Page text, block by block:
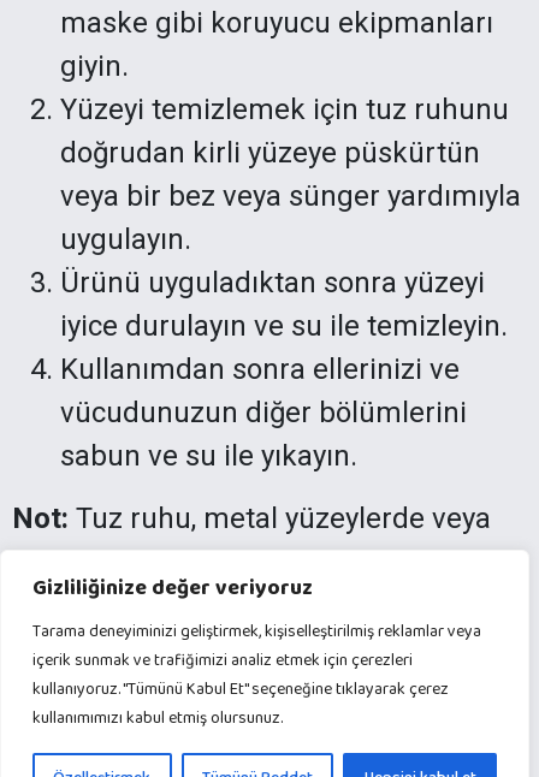
Gizliliğinize değer veriyoruz
Tarama deneyiminizi geliştirmek, kişiselleştirilmiş reklamlar veya
içerik sunmak ve trafiğimizi analiz etmek için çerezleri
kullanıyoruz. "Tümünü Kabul Et" seçeneğine tıklayarak çerez
kullanımımızı kabul etmiş olursunuz.
maske gibi koruyucu ekipmanları
giyin.
Yüzeyi temizlemek için tuz ruhunu
doğrudan kirli yüzeye püskürtün
veya bir bez veya sünger yardımıyla
uygulayın.
Ürünü uyguladıktan sonra yüzeyi
iyice durulayın ve su ile temizleyin.
Kullanımdan sonra ellerinizi ve
vücudunuzun diğer bölümlerini
sabun ve su ile yıkayın.
Not: Tuz ruhu, metal yüzeylerde veya
kullanılmamalıdır. Kullanmadan önce
ürün etiketini dikkatlice okuyun ve
talimatlarına uyun. Ayrıca, çocukların
erişemeyeceği bir yerde saklayın ve göz